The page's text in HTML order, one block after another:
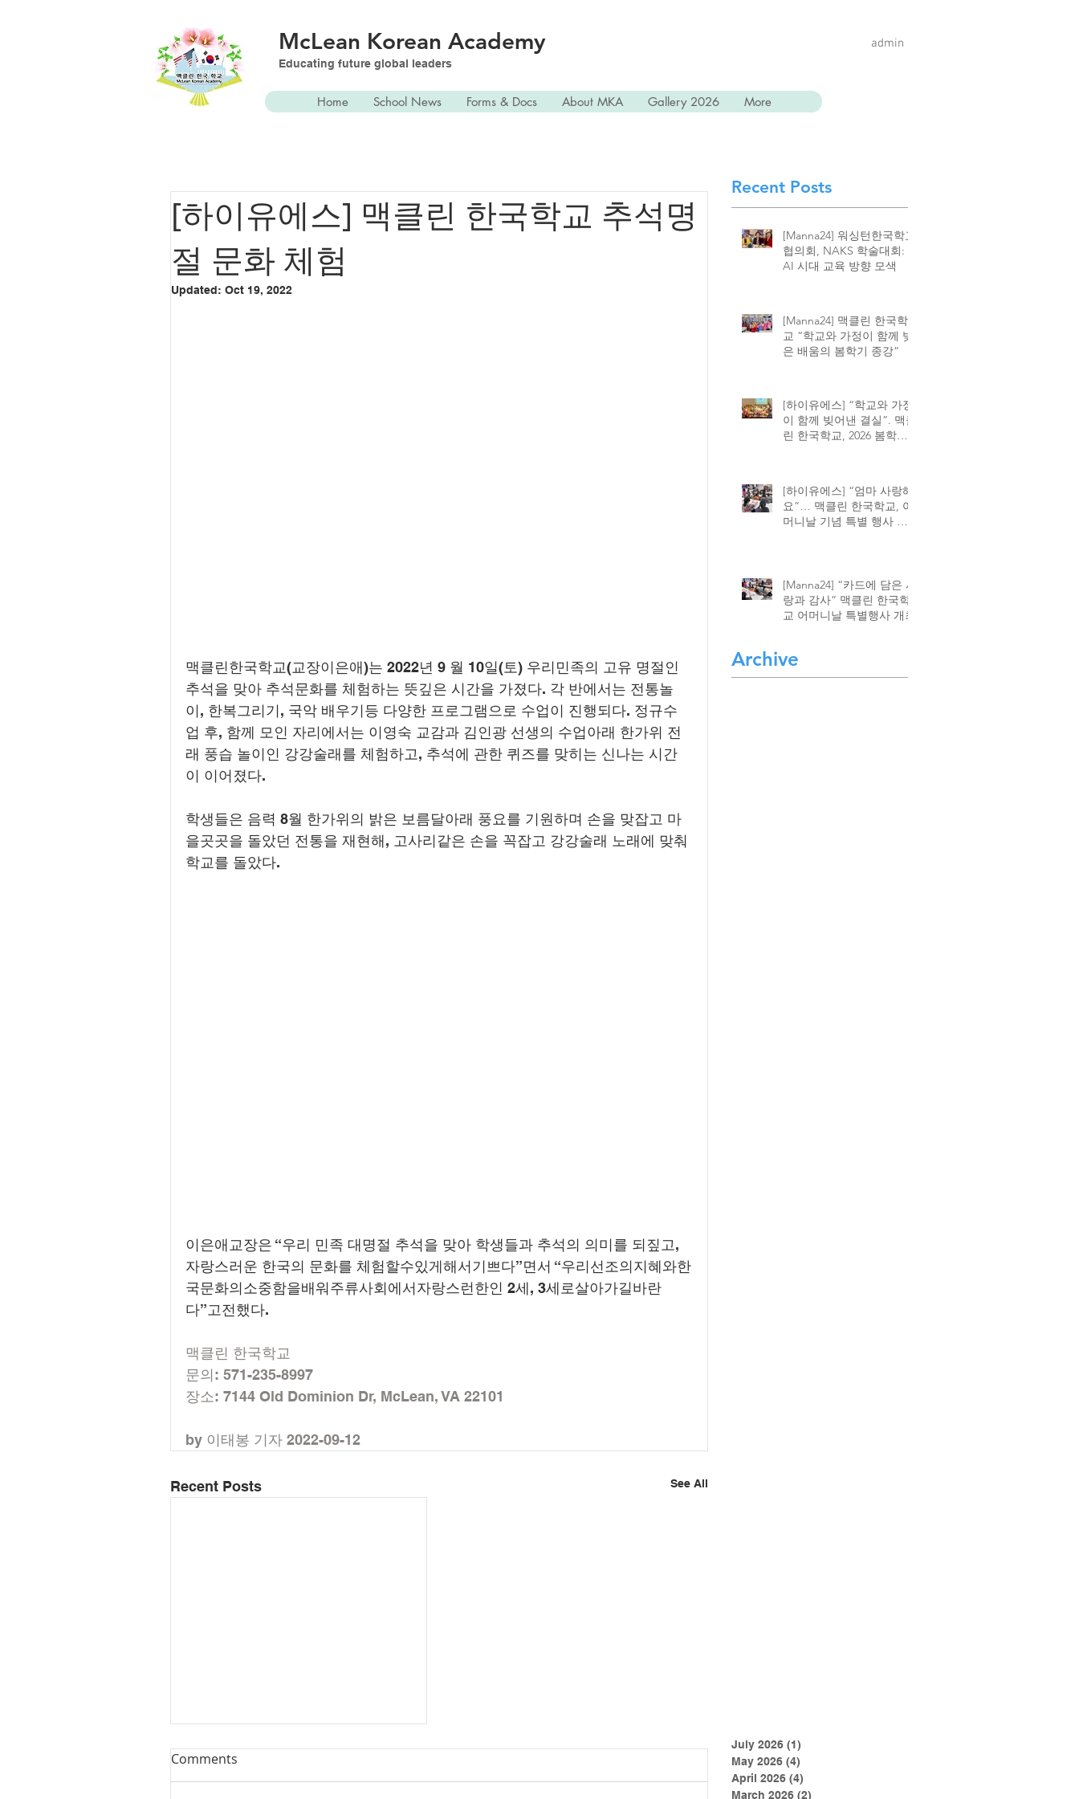
McLean Korean Academy
Educating future global leaders
admin
Home School News Forms & Docs About MKA Gallery 2026 More
[하이유에스] 맥클린 한국학교 추석명
절 문화 체험
Updated: Oct 19, 2022
맥클린한국학교(교장이은애)는 2022년 9 월 10일(토) 우리민족의 고유 명절인
추석을 맞아 추석문화를 체험하는 뜻깊은 시간을 가졌다. 각 반에서는 전통놀
이, 한복그리기, 국악 배우기등 다양한 프로그램으로 수업이 진행되다. 정규수
업 후, 함께 모인 자리에서는 이영숙 교감과 김인광 선생의 수업아래 한가위 전
래 풍습 놀이인 강강술래를 체험하고, 추석에 관한 퀴즈를 맞히는 신나는 시간
이 이어졌다.
학생들은 음력 8월 한가위의 밝은 보름달아래 풍요를 기원하며 손을 맞잡고 마
을곳곳을 돌았던 전통을 재현해, 고사리같은 손을 꼭잡고 강강술래 노래에 맞춰
학교를 돌았다.
이은애교장은 “우리 민족 대명절 추석을 맞아 학생들과 추석의 의미를 되짚고,
자랑스러운 한국의 문화를 체험할수있게해서기쁘다”면서 “우리선조의지혜와한
국문화의소중함을배워주류사회에서자랑스런한인 2세, 3세로살아가길바란
다”고전했다.
맥클린 한국학교
문의: 571-235-8997
장소: 7144 Old Dominion Dr, McLean, VA 22101
by 이태봉 기자 2022-09-12
Recent Posts See All
Comments
Recent Posts
[Manna24] 워싱턴한국학교
협의회, NAKS 학술대회:
AI 시대 교육 방향 모색
[Manna24] 맥클린 한국학
교 “학교와 가정이 함께 빚
은 배움의 봄학기 종강”
[하이유에스] “학교와 가정
이 함께 빚어낸 결실”. 맥클
린 한국학교, 2026 봄학기
[하이유에스] “엄마 사랑해
요”… 맥클린 한국학교, 어
머니날 기념 특별 행사 가
[Manna24] “카드에 담은 사
랑과 감사” 맥클린 한국학
교 어머니날 특별행사 개최
Archive
July 2026 (1)
May 2026 (4)
April 2026 (4)
March 2026 (2)